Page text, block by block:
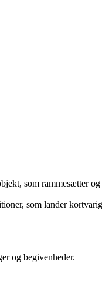
som rammesætter og
som lander
og begivenheder.